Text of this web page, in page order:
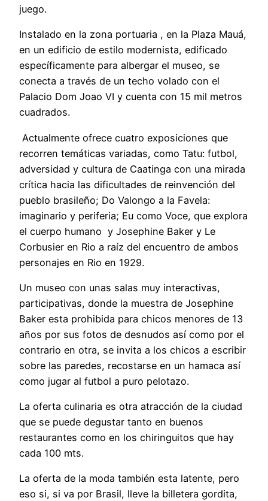
juego.
Instalado en la zona portuaria , en la Plaza Mauá,
en un edificio de estilo modernista, edificado
específicamente para albergar el museo, se
conecta a través de un techo volado con el
Palacio Dom Joao VI y cuenta con 15 mil metros
cuadrados.
Actualmente ofrece cuatro exposiciones que
recorren temáticas variadas, como Tatu: futbol,
adversidad y cultura de Caatinga con una mirada
crítica hacia las dificultades de reinvención del
pueblo brasileño; Do Valongo a la Favela:
imaginario y periferia; Eu como Voce, que explora
el cuerpo humano y Josephine Baker y Le
Corbusier en Rio a raíz del encuentro de ambos
personajes en Rio en 1929.
Un museo con unas salas muy interactivas,
participativas, donde la muestra de Josephine
Baker esta prohibida para chicos menores de 13
años por sus fotos de desnudos así como por el
contrario en otra, se invita a los chicos a escribir
sobre las paredes, recostarse en un hamaca así
como jugar al futbol a puro pelotazo.
La oferta culinaria es otra atracción de la ciudad
que se puede degustar tanto en buenos
restaurantes como en los chiringuitos que hay
cada 100 mts.
La oferta de la moda también esta latente, pero
eso si, si va por Brasil, lleve la billetera gordita,